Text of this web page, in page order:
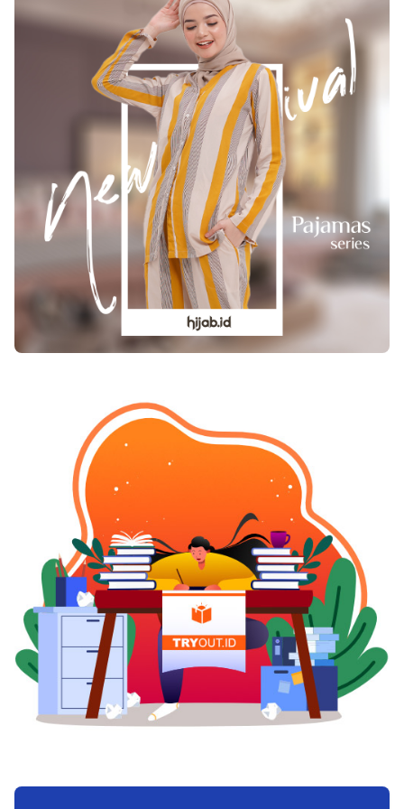
saat SMA/SMK berpengaruh dalam lolos
tidaknya Anda ke pendidikan sarjana S1 Farmasi.
Sebab, ada beberapa kampus yang
mengharuskan pendaftar S1 Farmasi berasal dari
jurusan IPA atau SMK Farmasi. Selain itu,
banyak juga yang menyarankan agar Anda
mengambil SMK Farmasi karena akan lebih
mudah saat berkuliah nantinya. Ini karena SMK
Farmasi akan mempelajari dasar-dasar yang
dibutuhkan dalam S1 Farmasi. 2. Lulus
Pendidikan Sarjana (S1) Farmasi Tahap kedua,
Anda perlu menjadi lulusan jurusan Farmasi di
pendidikan S1. Selama pendidikan, Anda akan
banyak belajar teori dan praktik terkait obat-
obatan. Di samping itu, Anda juga dapat
mengikuti program magang selama 2-3 bulan
Pastikan Anda lulus pendidikan S1 Farmasi
tugas akhir skripsi agar dapat mendapatkan
ijazah S1. 3. Melakukan Sumpah Profesi
Apoteker Sama seperti perawat dan dokter,
untuk mewujudkan profesi ini, Anda perlu
mengambil sumpah profesi. Sumpah ini akan
diambil di waktu yang sama dengan para lulusan
jurusan farmasi lainnya. 4. Menyelesaikan
Pendidikan Profesi Apoteker Agar dapat menjadi
apoteker profesional, Anda bisa mengambil
pendidikan lagi selama 2 tahun. Mirip seperti
pendidikan sebelumnya, Anda akan
mendapatkan teori dan praktik yang lebih
mendalam terkait ilmu farmasi dan perlu
menyelesaikan tesis untuk dapat dinyatakan
menjadi apoteker profesional. 5. Menerima Surat
Tanda Registrasi (STR) Di tahap berikutnya,
menjalankan pendidikan profesi. Surat ini
tenggorokan. Kecuali itu, kamper pula dipakai
untuk menyembuhkan asma serta bronkitis. 3.
Meredakan Permasalahan Kulit Kecuali kurangi
gatal serta iritasi kulit, kamper menolong
menyembuhkan berbagai keadaan kulit umum
seperti jerawat, kutil serta ruam. Kamper pula
berikan pertolongan sesaat pada eksim. Namun
dalam periode panjang, kamper malah bikin kulit
kering hingga jadi memperburuk eksim. Kecuali
itu, kamper tak bisa dipakai pada luka terbuka.
Pada konsentrasi tinggi, kamper amat beracun
serta dapat membahayakan kesehatan. 4.
Menyembuhkan Infeksi Jamur Kuku Kamper
menolong menyembuhkan jamur kuku serta
infeksi jamur pada kulit. Anda bisa
mencampurkan beberapa kecil kamper serta air
mencampurkannya dengan lemon, minyak kayu
putih, serta menthol untuk menyembuhkan
jamur kuku. 5. Pemakaian untuk Therapy
Lainnya Kamper di kenal merangsang system
pencernaan serta tingkatkan pencernaan, dan
merangsang peredaran darah serta system saraf.
Pemakaian internal kamper dikira tak aman.
Akan tetapi, beberapa orang memakainya
dengan cara internal untuk menyembuhkan
keadaan seperti gas usus, batuk, neuralgia,
kegelisahan, dan histeria. Pemakaian internal
kamper bisa mengakibatkan dampak samping
serius, termasuk juga kematian. Baca juga : Tips
Membakar Kalori Secara Sederhana 6.
Pemakaian Utama Lainnya Kamper mempunyai